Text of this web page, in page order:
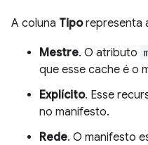
A coluna Tiporepresenta
Mestre. O atributo
que esse cache é o
Explícito. Esse
no manifesto.
Rede. O manifesto